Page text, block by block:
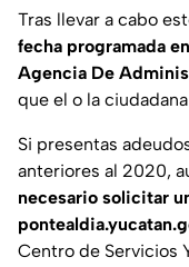
Tras llevar a cabo
fecha programada
Agencia De
que el o la
Si presentas
anteriores al 2020,
necesario solicitar
Centro de Servicios